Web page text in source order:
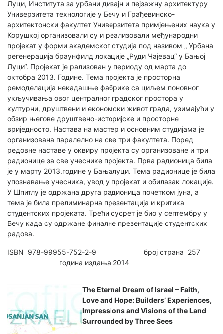
Луци, Института за урбани дизајн и пејзажну архитектуру
Универзитета технологије у Бечу и Грађевинско-
архитектонски факултет Универзитета примјењених наука у
Корушкој организовали су и реализовали међународни
пројекат у форми академског студија под називом „ Урбана
регенерација браунфилд локације „Руди Чајевац“ у Бањој
Луци“. Пројекат је рализован у периоду од марта до
октобра 2013. Године. Тема пројекта је просторна
ремоделација некадашње фабрике са циљем поновног
укључивања овог централног градског простора у
културни, друштвени и економски живот града, узимајући у
обзир његове друштвено-историјске и просторне
вриједносто. Настава на мастер и основним студијама је
организована паралелно на све три факултета. Поред
редовне наставе у оквиру пројекта су организоване и три
радионице за све учеснике пројекта. Прва радионица била
је у марту 2013.године у Бањалуци. Тема радионице је била
упознавање учесника, увод у пројекат и обилазак локације.
У Шпитлу је одржана друга радионица почетком јуна, а
тема је била прелиминарна презентација и критика
студентских пројеката. Трећи сусрет је био у септембру у
Бечу када су одржане финалне презентације студентских
радова.
ISBN 978-99955-752-2-9 број страна 257
година издања 2014
The Eternal Dream of Israel – Faith,
Love and Hope: Builders’ Experiences,
Impressions and Visions of the Land
Surrounded by Three Sees